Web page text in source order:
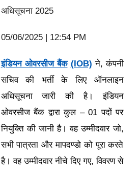
अधिसूचना 2025
05/06/2025 | 12:54 PM
इंडियन ओवरसीज बैंक (IOB) ने, कंपनी
सचिव की भर्ती के लिए ऑनलाइन
अधिसूचना जारी की है। इंडियन
ओवरसीज बैंक द्वारा कुल – 01 पदों पर
नियुक्ति की जानी है। वह उम्मीदवार जो,
सभी पात्रता और मापदण्डो को पूरा करते
है। वह उम्मीदवार नीचे दिए गए, विवरण से